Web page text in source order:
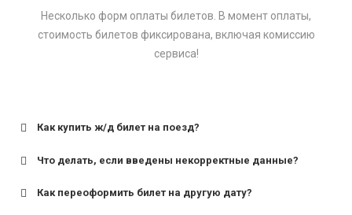
Несколько форм оплаты билетов. В момент оплаты,
стоимость билетов фиксирована, включая комиссию
сервиса!
Как купить ж/д билет на поезд?
Что делать, если введены некорректные данные?
Как переоформить билет на другую дату?